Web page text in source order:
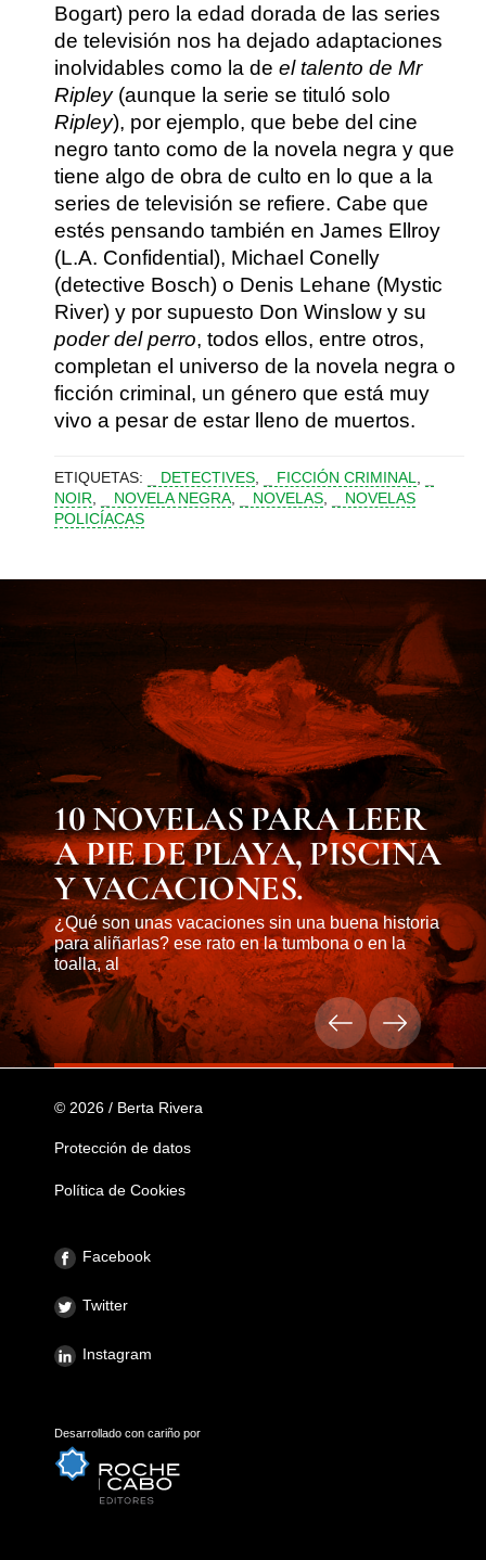
Bogart) pero la edad dorada de las series
de televisión nos ha dejado adaptaciones
inolvidables como la de el talento de Mr
Ripley(aunque la serie se tituló solo
Ripley), por ejemplo, que bebe del cine
negro tanto como de la novela negra y que
tiene algo de obra de culto en lo que a la
series de televisión se refiere. Cabe que
estés pensando también en James Ellroy
(L.A. Confidential), Michael Conelly
(detective Bosch) o Denis Lehane (Mystic
River) y por supuesto Don Winslow y su
poder del perro, todos ellos, entre otros,
completan el universo de la novela negra o
ficción criminal, un género que está muy
vivo a pesar de estar lleno de muertos.
ETIQUETAS: DETECTIVES FICCIÓN CRIMINAL
NOIR
NOVELA NEGRA NOVELAS
NOVELAS
POLICÍACAS
10 NOVELAS PARA LEER
A PIE DE PLAYA, PISCINA
Y VACACIONES.
¿Qué son unas vacaciones sin una buena historia
para aliñarlas? ese rato en la tumbona o en la
toalla, al
© 2026 / Berta Rivera
Protección de datos
Política de Cookies
Facebook
Twitter
Instagram
Desarrollado con cariño por